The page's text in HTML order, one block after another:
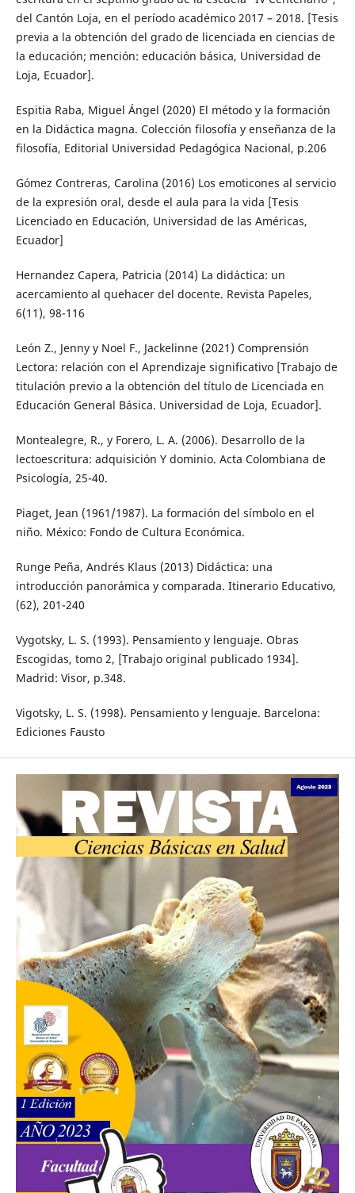
del Cantón Loja, en el período académico 2017 – 2018. [Tesis
previa a la obtención del grado de licenciada en ciencias de
la educación; mención: educación básica, Universidad de
Loja, Ecuador].
Espitia Raba, Miguel Ángel (2020) El método y la formación
en la Didáctica magna. Colección filosofía y enseñanza de la
filosofía, Editorial Universidad Pedagógica Nacional, p.206
Gómez Contreras, Carolina (2016) Los emoticones al servicio
de la expresión oral, desde el aula para la vida [Tesis
Licenciado en Educación, Universidad de las Américas,
Ecuador]
Hernandez Capera, Patricia (2014) La didáctica: un
acercamiento al quehacer del docente. Revista Papeles,
6(11), 98-116
León Z., Jenny y Noel F., Jackelinne (2021) Comprensión
Lectora: relación con el Aprendizaje significativo [Trabajo de
titulación previo a la obtención del título de Licenciada en
Educación General Básica. Universidad de Loja, Ecuador].
Montealegre, R., y Forero, L. A. (2006). Desarrollo de la
lectoescritura: adquisición Y dominio. Acta Colombiana de
Psicología, 25-40.
Piaget, Jean (1961/1987). La formación del símbolo en el
niño. México: Fondo de Cultura Económica.
Runge Peña, Andrés Klaus (2013) Didáctica: una
introducción panorámica y comparada. Itinerario Educativo,
(62), 201-240
Vygotsky, L. S. (1993). Pensamiento y lenguaje. Obras
Escogidas, tomo 2, [Trabajo original publicado 1934].
Madrid: Visor, p.348.
Vigotsky, L. S. (1998). Pensamiento y lenguaje. Barcelona:
Ediciones Fausto